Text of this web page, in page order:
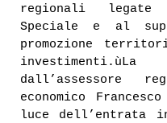
regionali legate
Speciale e al
promozione
investimenti.ùLa
dall’assessore
economico
luce dell’entrata